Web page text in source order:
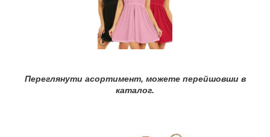
Переглянути асортимент, можете перейшовши в
каталог.